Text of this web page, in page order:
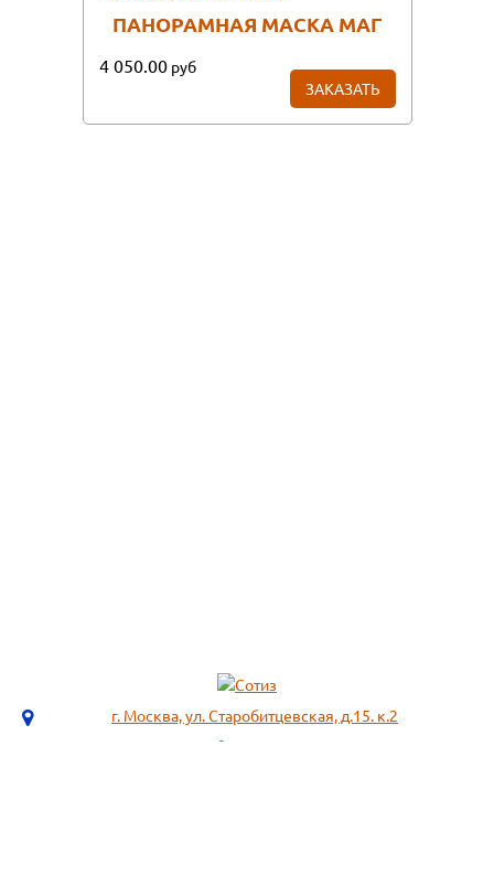
ПАНОРАМНАЯ МАСКА МАГ
4 050.00 руб
ЗАКАЗАТЬ
г. Москва, ул. Старобитцевская, д.15. к.2
info@sotizz.ru